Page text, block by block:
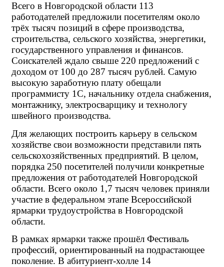
Всего в Новгородской области 113
работодателей предложили посетителям около
трёх тысяч позиций в сфере производства,
строительства, сельского хозяйства, энергетики,
государственного управления и финансов.
Соискателей ждало свыше 220 предложений с
доходом от 100 до 287 тысяч рублей. Самую
высокую заработную плату обещали
программисту 1С, начальнику отдела снабжения,
монтажнику, электросварщику и технологу
швейного производства.
Для желающих построить карьеру в сельском
хозяйстве свои возможности представили пять
сельскохозяйственных предприятий. В целом,
порядка 250 посетителей получили конкретные
предложения от работодателей Новгородской
области. Всего около 1,7 тысяч человек приняли
участие в федеральном этапе Всероссийской
ярмарки трудоустройства в Новгородской
области.
В рамках ярмарки также прошёл Фестиваль
профессий, ориентированный на подрастающее
поколение. В абитуриент-холле 14